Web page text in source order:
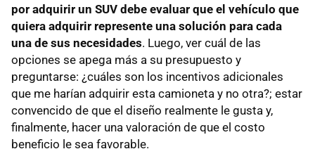
por adquirir un SUV debe evaluar que el vehículo que
quiera adquirir represente una solución para cada
una de sus necesidades. Luego, ver cuál de las
opciones se apega más a su presupuesto y
preguntarse: ¿cuáles son los incentivos adicionales
que me harían adquirir esta camioneta y no otra?; estar
convencido de que el diseño realmente le gusta y,
finalmente, hacer una valoración de que el costo
beneficio le sea favorable.